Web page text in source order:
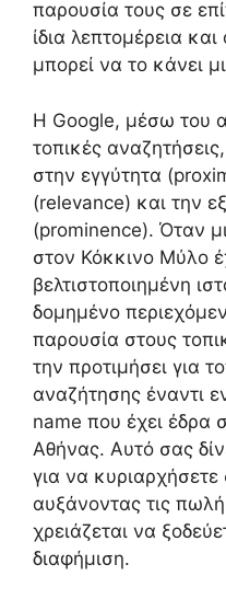
παρουσία τους σε
ίδια λεπτομέρεια
μπορεί να το κάνει
Η Google, μέσω του
τοπικές
στην εγγύτητα
(relevance) και την
(prominence). Όταν
στον Κόκκινο Μύλο
βελτιστοποιημένη
δομημένο
παρουσία στους
την προτιμήσει για
αναζήτησης έναντι
name που έχει έδρα
Αθήνας. Αυτό σας
για να
αυξάνοντας τις
χρειάζεται να
διαφήμιση.